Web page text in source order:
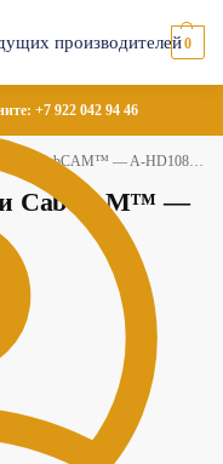
0
+7 922 042 94 46
CabCAM™ — A-HD1080C
CabCAM™ —